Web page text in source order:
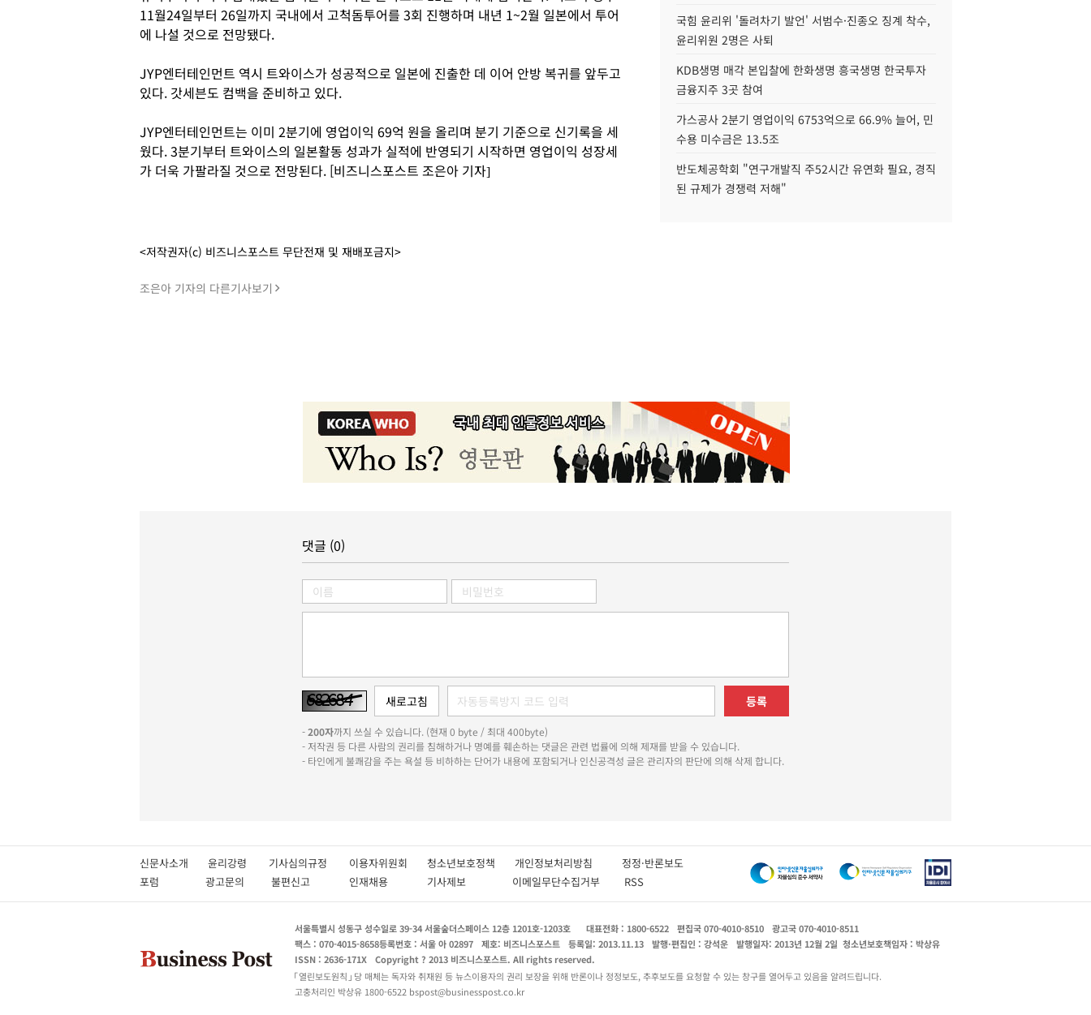
11월24일부터 26일까지 국내에서 고척돔투어를 3회 진행하며 내년 1~2월 일본에서 투어
에 나설 것으로 전망됐다.
JYP엔터테인먼트 역시 트와이스가 성공적으로 일본에 진출한 데 이어 안방 복귀를 앞두고
있다. 갓세븐도 컴백을 준비하고 있다.
JYP엔터테인먼트는 이미 2분기에 영업이익 69억 원을 올리며 분기 기준으로 신기록을 세
웠다. 3분기부터 트와이스의 일본활동 성과가 실적에 반영되기 시작하면 영업이익 성장세
가 더욱 가팔라질 것으로 전망된다. [비즈니스포스트 조은아 기자]
<저작권자(c) 비즈니스포스트 무단전재 및 재배포금지>
조은아 기자의 다른기사보기
국힘 윤리위 '돌려차기 발언' 서범수·진종오 징계 착수,
윤리위원 2명은 사퇴
KDB생명 매각 본입찰에 한화생명 흥국생명 한국투자
금융지주 3곳 참여
가스공사 2분기 영업이익 6753억으로 66.9% 늘어, 민
수용 미수금은 13.5조
반도체공학회 "연구개발직 주52시간 유연화 필요, 경직
된 규제가 경쟁력 저해"
댓글 (0)
등록
-200자까지 쓰실 수 있습니다. (현재 0 byte / 최대 400byte)
- 저작권 등 다른 사람의 권리를 침해하거나 명예를 훼손하는 댓글은 관련 법률에 의해 제재를 받을 수 있습니다.
- 타인에게 불쾌감을 주는 욕설 등 비하하는 단어가 내용에 포함되거나 인신공격성 글은 관리자의 판단에 의해 삭제 합니다.
신문사소개 윤리강령 기사심의규정 이용자위원회 청소년보호정책 개인정보처리방침 정정·반론보도
포럼
광고문의 불편신고 인재채용 기사제보 이메일무단수집거부 RSS
서울특별시 성동구 성수일로 39-34 서울숲더스페이스 12층 1201호-1203호 대표전화 : 1800-6522 편집국 070-4010-8510
광고국 070-4010-8511
팩스 : 070-4015-8658등록번호 : 서울 아 02897 제호: 비즈니스포스트 등록일: 2013.11.13 발행·편집인 : 강석운 발행일자: 2013년 12월 2일 청소년보호책임자 : 박상유
ISSN : 2636-171X
Copyright ? 2013 비즈니스포스트. All rights reserved.
열린보도원칙
당 매체는 독자와 취재원 등 뉴스이용자의 권리 보장을 위해 반론이나 정정보도, 추후보도를 요청할 수 있는 창구를 열어두고 있음을 알려드립니다.
고충처리인 박상유 1800-6522 bspost@businesspost.co.kr